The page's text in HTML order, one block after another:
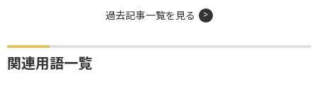
過去記事一覧を見る
関連用語一覧